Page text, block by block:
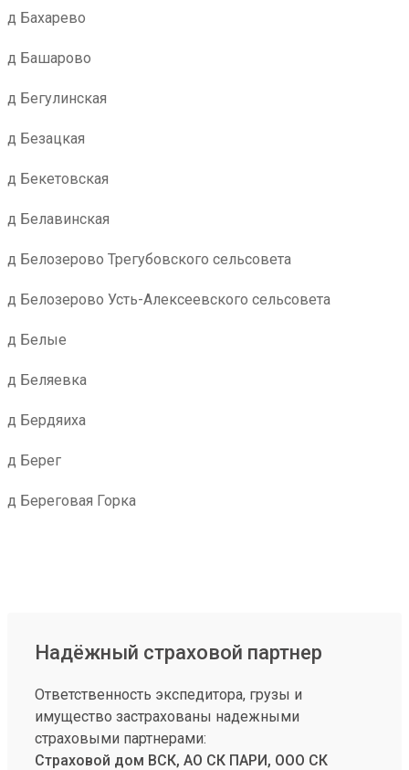
д Бахарево
д Башарово
д Бегулинская
д Безацкая
д Бекетовская
д Белавинская
д Белозерово Трегубовского сельсовета
д Белозерово Усть-Алексеевского сельсовета
д Белые
д Беляевка
д Бердяиха
д Берег
д Береговая Горка
Надёжный страховой партнер
Ответственность экспедитора, грузы и
имущество застрахованы надежными
страховыми партнерами:
Страховой дом ВСК, АО СК ПАРИ, ООО СК